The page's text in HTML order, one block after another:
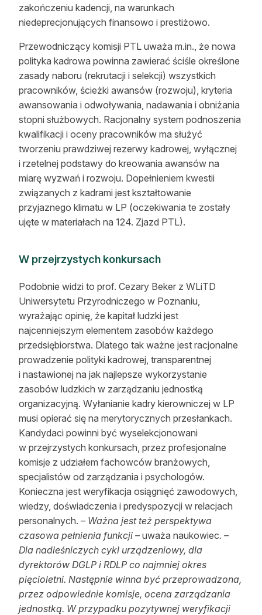
zakończeniu kadencji, na warunkach
niedeprecjonujących finansowo i prestiżowo.
Przewodniczący komisji PTL uważa m.in., że nowa
polityka kadrowa powinna zawierać ściśle określone
zasady naboru (rekrutacji i selekcji) wszystkich
pracowników, ścieżki awansów (rozwoju), kryteria
awansowania i odwoływania, nadawania i obniżania
stopni służbowych. Racjonalny system podnoszenia
kwalifikacji i oceny pracowników ma służyć
tworzeniu prawdziwej rezerwy kadrowej, wyłącznej
i rzetelnej podstawy do kreowania awansów na
miarę wyzwań i rozwoju. Dopełnieniem kwestii
związanych z kadrami jest kształtowanie
przyjaznego klimatu w LP (oczekiwania te zostały
ujęte w materiałach na 124. Zjazd PTL).
W przejrzystych konkursach
Podobnie widzi to prof. Cezary Beker z WLiTD
Uniwersytetu Przyrodniczego w Poznaniu,
wyrażając opinię, że kapitał ludzki jest
najcenniejszym elementem zasobów każdego
przedsiębiorstwa. Dlatego tak ważne jest racjonalne
prowadzenie polityki kadrowej, transparentnej
i nastawionej na jak najlepsze wykorzystanie
zasobów ludzkich w zarządzaniu jednostką
organizacyjną. Wyłanianie kadry kierowniczej w LP
musi opierać się na merytorycznych przesłankach.
Kandydaci powinni być wyselekcjonowani
w przejrzystych konkursach, przez profesjonalne
komisje z udziałem fachowców branżowych,
specjalistów od zarządzania i psychologów.
Konieczna jest weryfikacja osiągnięć zawodowych,
wiedzy, doświadczenia i predyspozycji w relacjach
personalnych. – Ważna jest też perspektywa
czasowa pełnienia funkcji – uważa naukowiec. –
Dla nadleśniczych cykl urządzeniowy, dla
dyrektorów DGLP i RDLP co najmniej okres
pięcioletni. Następnie winna być przeprowadzona,
przez odpowiednie komisje, ocena zarządzania
jednostką. W przypadku pozytywnej weryfikacji